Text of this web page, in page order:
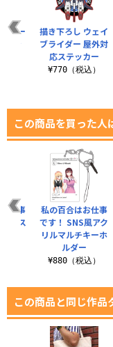
ダー
ペン
描き下ろし ウェイ
ブライダー 屋外対
応ステッカー
¥770（税込）
この商品を買った人
仕事
ルス
私の百合はお仕事
です！ SNS風アク
リルマルチキーホ
ルダー
¥880（税込）
この商品と同じ作品